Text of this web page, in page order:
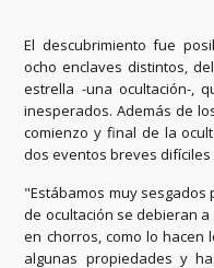
El descubrimiento fue
ocho enclaves distintos,
estrella -una ocultación-,
inesperados. Además de
comienzo y final de la
dos eventos breves difíciles
"Estábamos muy
de ocultación se debieran
en chorros, como lo hacen
algunas propiedades y